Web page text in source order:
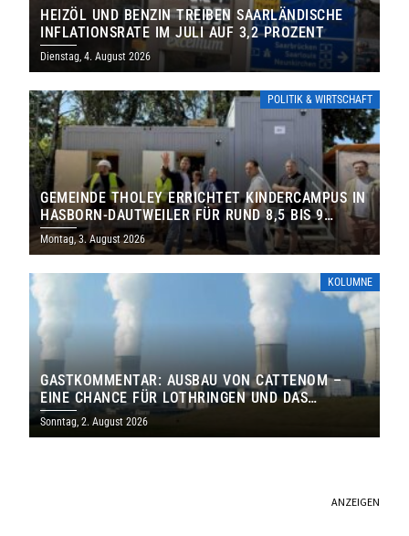
HEIZÖL UND BENZIN TREIBEN SAARLÄNDISCHE
INFLATIONSRATE IM JULI AUF 3,2 PROZENT
Dienstag, 4. August 2026
POLITIK & WIRTSCHAFT
GEMEINDE THOLEY ERRICHTET KINDERCAMPUS IN
HASBORN-DAUTWEILER FÜR RUND 8,5 BIS 9
MILLIONEN EURO
Montag, 3. August 2026
KOLUMNE
GASTKOMMENTAR: AUSBAU VON CATTENOM –
EINE CHANCE FÜR LOTHRINGEN UND DAS
SAARLAND
Sonntag, 2. August 2026
ANZEIGEN